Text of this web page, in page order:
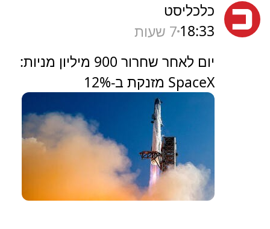
כלכליסט
18:33 7 שעות
יום לאחר שחרור 900 מיליון מניות:
SpaceX מזנקת ב-12%